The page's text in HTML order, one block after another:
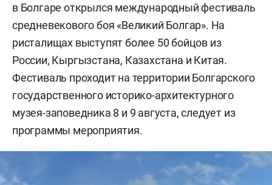
в Болгаре открылся международный фестиваль
средневекового боя «Великий Болгар». На
ристалищах выступят более 50 бойцов из
России, Кыргызстана, Казахстана и Китая.
Фестиваль проходит на территории Болгарского
государственного историко-архитектурного
музея-заповедника 8 и 9 августа, следует из
программы мероприятия.